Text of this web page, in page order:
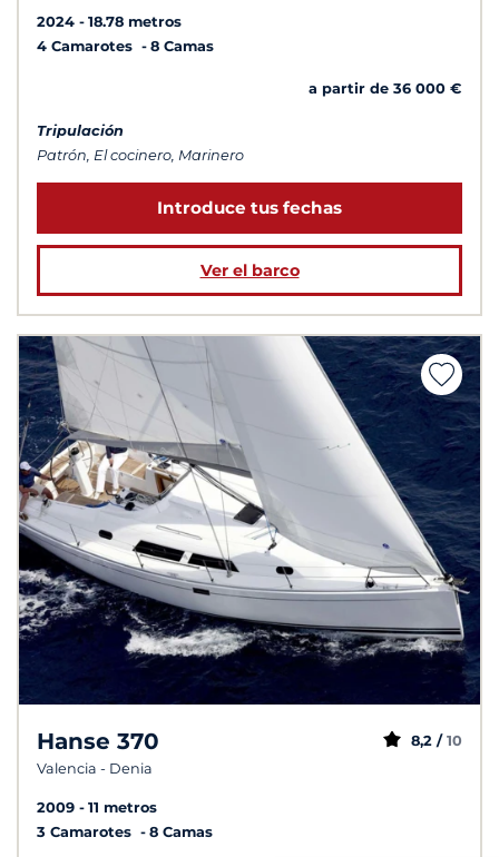
2024
18.78 metros
4 Camarotes
8 Camas
a partir de 36 000 €
Tripulación
Patrón, El cocinero, Marinero
Introduce tus fechas
Ver el barco
Hanse 370
Valencia - Denia
8,2 / 10
2009
11 metros
3 Camarotes
8 Camas